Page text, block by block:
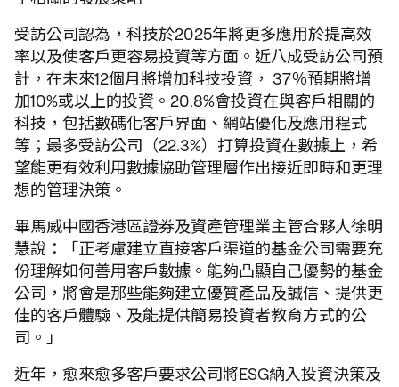
受訪公司認為，科技於2025年將更多應用於提高效
率以及使客戶更容易投資等方面。近八成受訪公司預
計，在未來12個月將增加科技投資， 37％預期將增
加10%或以上的投資。20.8%會投資在與客戶相關的
科技，包括數碼化客戶界面、網站優化及應用程式
等；最多受訪公司（22.3%）打算投資在數據上，希
望能更有效利用數據協助管理層作出接近即時和更理
想的管理決策。
畢馬威中國香港區證券及資產管理業主管合夥人徐明
慧說：「正考慮建立直接客戶渠道的基金公司需要充
份理解如何善用客戶數據。能夠凸顯自己優勢的基金
公司，將會是那些能夠建立優質產品及誠信、提供更
佳的客戶體驗、及能提供簡易投資者教育方式的公
司。」
近年，愈來愈多客戶要求公司將ESG納入投資決策及